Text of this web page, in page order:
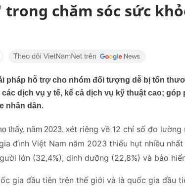
chăm sóc sức
pháp hỗ trợ cho nhóm đối tượng dễ bị tổn
dịch vụ y tế, kể cả dịch vụ kỹ thuật cao; góp
nhân dân.
thấy, năm 2023, xét riêng về 12 chỉ số đo lường
đình Việt Nam năm 2023 thiếu hụt nhiều
lớn (32,4%), dinh dưỡng (22,8%) và bảo
gia đầu tiên trên thế giới và là quốc gia đầu